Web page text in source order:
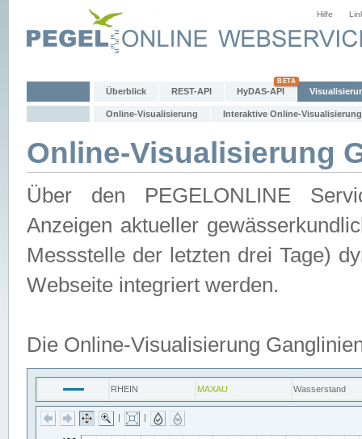
Hilfe
Überblick REST-API HyDAS-API
Online-Visualisierung Interaktive Online-Visualisierung
Online-Visualisierung
Über den PEGELONLINE
Anzeigen aktueller
Messstelle der letzten drei Tage)
Webseite integriert werden.
Die Online-Visualisierung